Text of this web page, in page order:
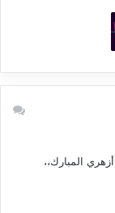
المبارك،،